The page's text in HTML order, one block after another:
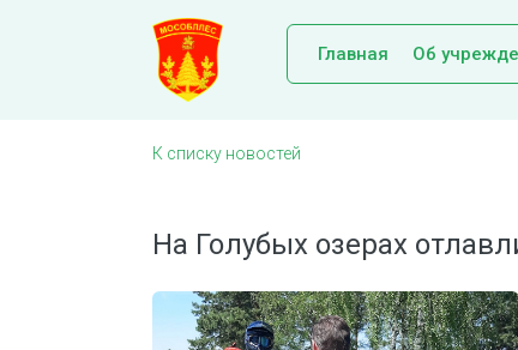
Главная Об
К списку новостей
На Голубых озерах